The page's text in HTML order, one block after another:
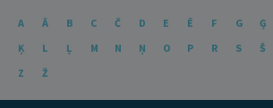
A Ā B C Č D E Ē F G Ģ
Ķ
L Ļ M N Ņ O P R S Š
Z
Ž